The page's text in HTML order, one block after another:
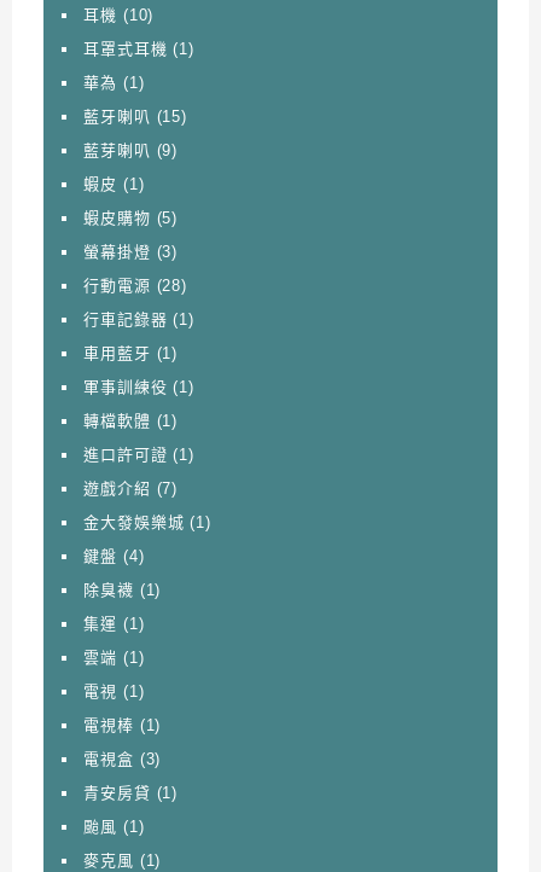
耳機 (10)
耳罩式耳機 (1)
華為 (1)
藍牙喇叭 (15)
藍芽喇叭 (9)
蝦皮 (1)
蝦皮購物 (5)
螢幕掛燈 (3)
行動電源 (28)
行車記錄器 (1)
車用藍牙 (1)
軍事訓練役 (1)
轉檔軟體 (1)
進口許可證 (1)
遊戲介紹 (7)
金大發娛樂城 (1)
鍵盤 (4)
除臭襪 (1)
集運 (1)
雲端 (1)
電視 (1)
電視棒 (1)
電視盒 (3)
青安房貸 (1)
颱風 (1)
麥克風 (1)